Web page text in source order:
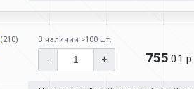
(210) В наличии >100 шт.
- + 755.01 р.